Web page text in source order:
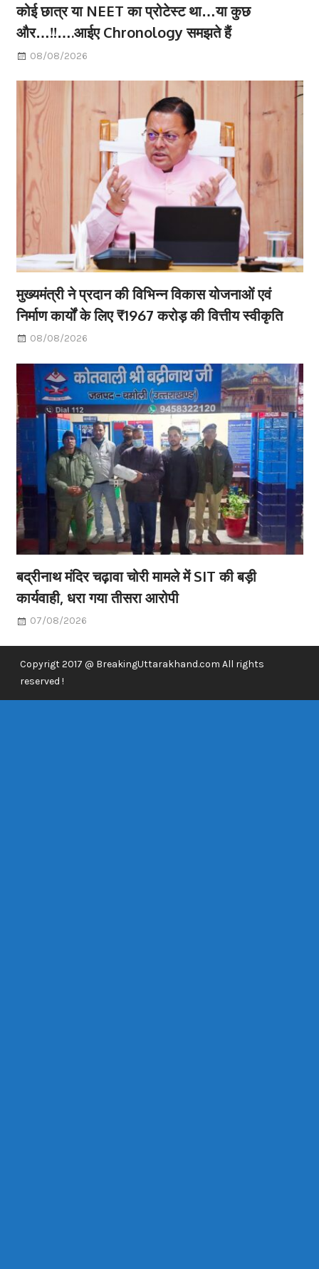
कोई छात्र या NEET का प्रोटेस्ट था…या कुछ
और…!!….आईए Chronology समझते हैं
08/08/2026
मुख्यमंत्री ने प्रदान की विभिन्न विकास योजनाओं एवं
निर्माण कार्यों के लिए ₹1967 करोड़ की वित्तीय स्वीकृति
08/08/2026
बद्रीनाथ मंदिर चढ़ावा चोरी मामले में SIT की बड़ी
कार्यवाही, धरा गया तीसरा आरोपी
07/08/2026
Copyrigt 2017 @ BreakingUttarakhand.com All rights
reserved !